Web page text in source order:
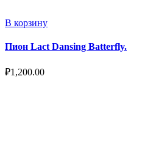
В корзину
Пион Lact Dansing Batterfly.
₽1,200.00